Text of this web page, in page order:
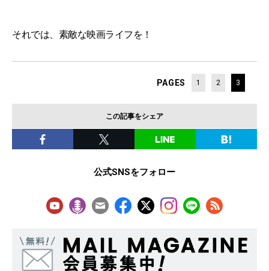
それでは、素敵な映画ライフを！
PAGES 1 2 3
この記事をシェア
公式SNSをフォロー